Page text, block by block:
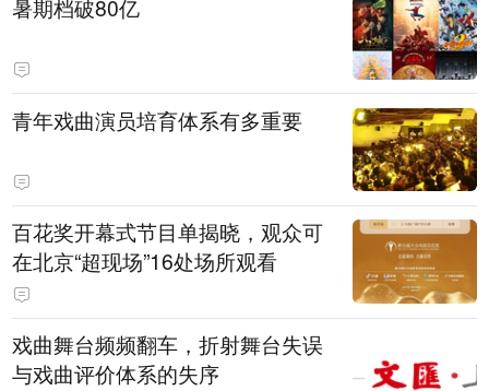
暑期档破80亿
青年戏曲演员培育体系有多重要
百花奖开幕式节目单揭晓，观众可
在北京“超现场”16处场所观看
戏曲舞台频频翻车，折射舞台失误
与戏曲评价体系的失序